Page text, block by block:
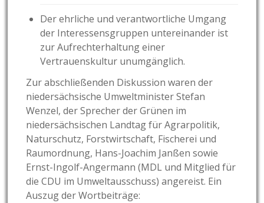
Der ehrliche und verantwortliche Umgang
der Interessensgruppen untereinander ist
zur Aufrechterhaltung einer
Vertrauenskultur unumgänglich.
Zur abschließenden Diskussion waren der
niedersächsische Umweltminister Stefan
Wenzel, der Sprecher der Grünen im
niedersächsischen Landtag für Agrarpolitik,
Naturschutz, Forstwirtschaft, Fischerei und
Raumordnung, Hans-Joachim Janßen sowie
Ernst-Ingolf-Angermann (MDL und Mitglied für
die CDU im Umweltausschuss) angereist. Ein
Auszug der Wortbeiträge: